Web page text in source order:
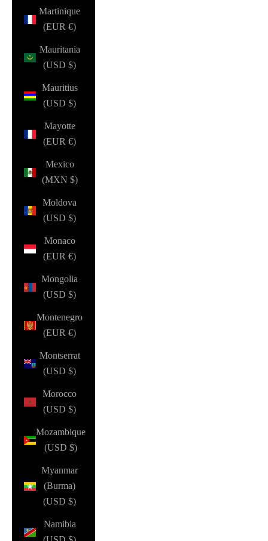
Martinique
(EUR €)
Mauritania
(USD $)
Mauritius
(USD $)
Mayotte
(EUR €)
Mexico
(MXN $)
Moldova
(USD $)
Monaco
(EUR €)
Mongolia
(USD $)
Montenegro
(EUR €)
Montserrat
(USD $)
Morocco
(USD $)
Mozambique
(USD $)
Myanmar
(Burma)
(USD $)
Namibia